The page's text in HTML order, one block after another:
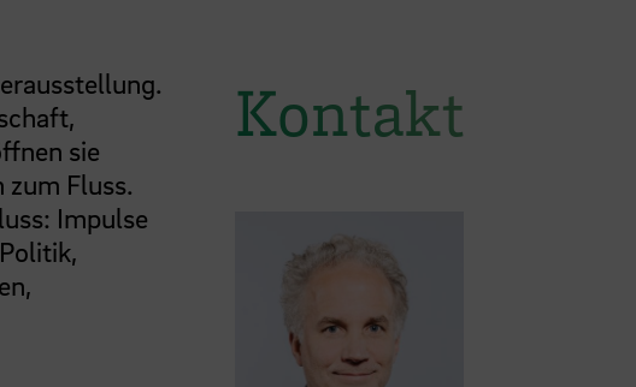
sie
Fluss.
Impulse
Kontakt